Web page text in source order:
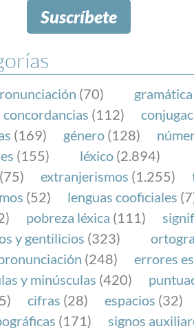
Suscríbete
(70) gramática
concordancias (112)
(169) género (128)
(155) léxico (2.894)
(75) extranjerismos (1.255)
(52) lenguas cooficiales
pobreza léxica (111)
y gentilicios (323)
(248)
errores
y minúsculas (420)
cifras (28) espacios (32)
(171)
signos